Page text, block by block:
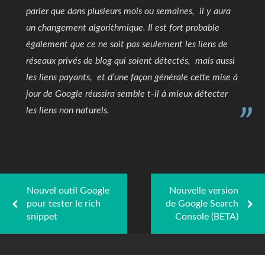
parier que dans plusieurs mois ou semaines, il y aura
un changement algorithmique. Il est fort probable
également que ce ne soit pas seulement les liens de
réseaux privés de blog qui soient détectés, mais aussi
les liens payants, et d’une façon générale cette mise à
jour de Google réussira semble t-il à mieux détecter
les liens non naturels.
Nouvel outil Google
pour tester le rich
snippet
Nouvelle version
de Google Search
Console (BETA)